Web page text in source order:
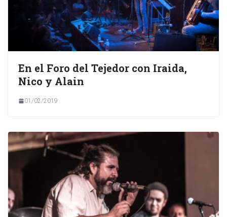
En el Foro del Tejedor con Iraida,
Nico y Alain
01/02/2019